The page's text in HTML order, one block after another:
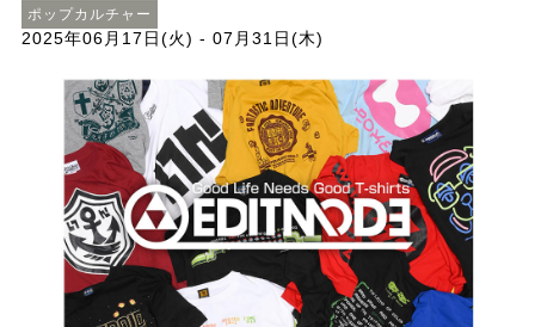
ポップカルチャー
2025年06月17日(火) - 07月31日(木)